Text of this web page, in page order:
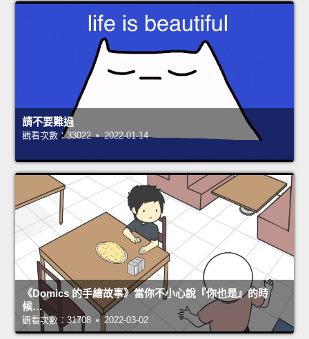
請不要難過
觀看次數：33022 • 2022-01-14
《Domics 的手繪故事》當你不小心說『你也是』的時
候…
觀看次數：31708 • 2022-03-02